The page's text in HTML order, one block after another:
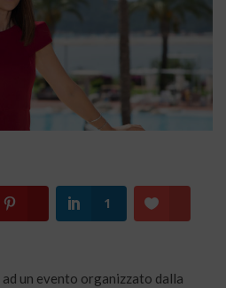
1
ad un evento organizzato dalla